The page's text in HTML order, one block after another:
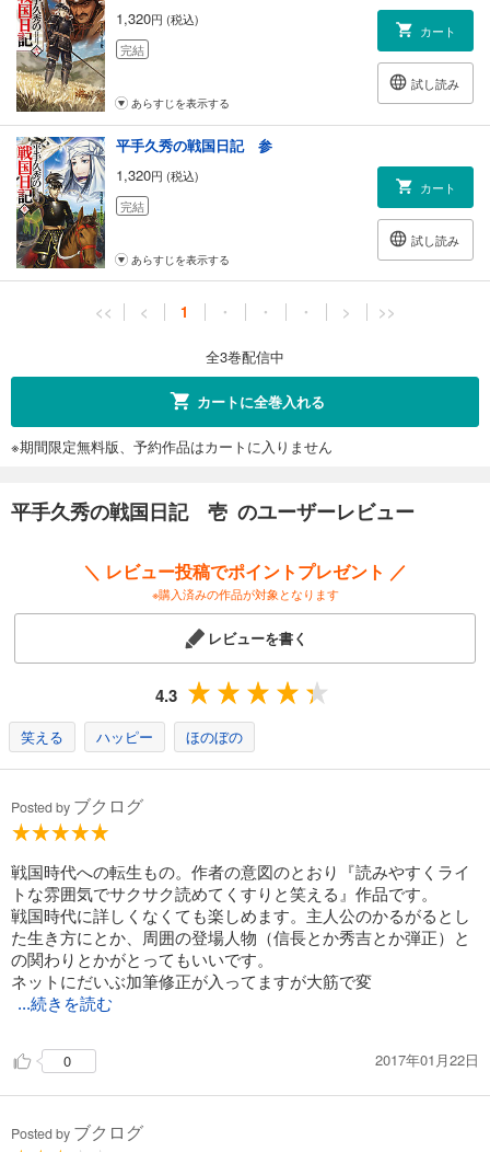
1,320円 (税込)
完結
カート
試し読み
あらすじを表示する
平手久秀の戦国日記 参
1,320円 (税込)
完結
カート
試し読み
あらすじを表示する
<< < 1 ・ ・ ・ > >>
全3巻配信中
カートに全巻入れる
※期間限定無料版、予約作品はカートに入りません
平手久秀の戦国日記 壱 のユーザーレビュー
＼ レビュー投稿でポイントプレゼント ／
※購入済みの作品が対象となります
レビューを書く
4.3
笑える ハッピー ほのぼの
Posted by ブクログ
戦国時代への転生もの。作者の意図のとおり『読みやすくライ
トな雰囲気でサクサク読めてくすりと笑える』作品です。
戦国時代に詳しくなくても楽しめます。主人公のかるがるとし
た生き方にとか、周囲の登場人物（信長とか秀吉とか弾正）と
の関わりとかがとってもいいです。
ネットにだいぶ加筆修正が入ってますが大筋で変
...続きを読む
0 2017年01月22日
Posted by ブクログ